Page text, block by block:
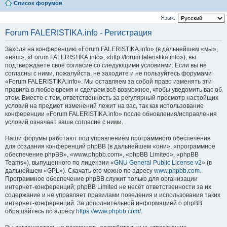
Список форумов
Язык:
Forum FALERISTIKA.info - Регистрация
Заходя на конференцию «Forum FALERISTIKA.info» (в дальнейшем «мы»,
«наш», «Forum FALERISTIKA.info», «http://forum.faleristika.info»), вы
подтверждаете своё согласие со следующими условиями. Если вы не
согласны с ними, пожалуйста, не заходите и не пользуйтесь форумами
«Forum FALERISTIKA.info». Мы оставляем за собой право изменять эти
правила в любое время и сделаем всё возможное, чтобы уведомить вас об
этом. Вместе с тем, ответственность за регулярный просмотр настойщих
условий на предмет изменений лежит на вас, так как использование
конференции «Forum FALERISTIKA.info» после обновления/исправления
условий означает ваше согласие с ними.
Наши форумы работают под управлением программного обеспечения
для создания конференций phpBB (в дальнейшем «они», «программное
обеспечение phpBB», «www.phpbb.com», «phpBB Limited», «phpBB
Teams»), выпущенного по лицензии «GNU General Public License v2» (в
дальнейшем «GPL»). Скачать его можно по адресу www.phpbb.com.
Программное обеспечение phpBB служит только для организации
интернет-конференций; phpBB Limited не несёт ответственности за их
содержание и не управляет правилами поведения и использования таких
интернет-конференций. За дополнительной информацией о phpBB
обращайтесь по адресу https://www.phpbb.com/.